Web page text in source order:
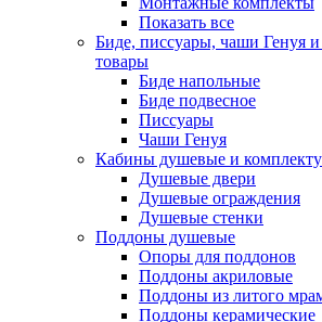
Показать все
Биде, писсуары, чаши Генуя
товары
Биде напольные
Биде подвесное
Писсуары
Чаши Генуя
Кабины душевые и
Душевые двери
Душевые ограждения
Душевые стенки
Поддоны душевые
Опоры для поддонов
Поддоны акриловые
Поддоны из литого
Поддоны керамические